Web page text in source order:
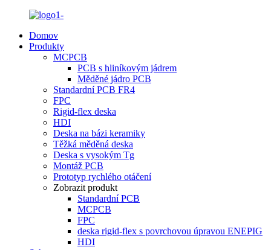
Domov
Produkty
MCPCB
PCB s hliníkovým jádrem
Měděné jádro PCB
Standardní PCB FR4
FPC
Rigid-flex deska
HDI
Deska na bázi keramiky
Těžká měděná deska
Deska s vysokým Tg
Montáž PCB
Prototyp rychlého otáčení
Zobrazit produkt
Standardní PCB
MCPCB
FPC
deska rigid-flex s povrchovou úpravou ENEPIG
HDI